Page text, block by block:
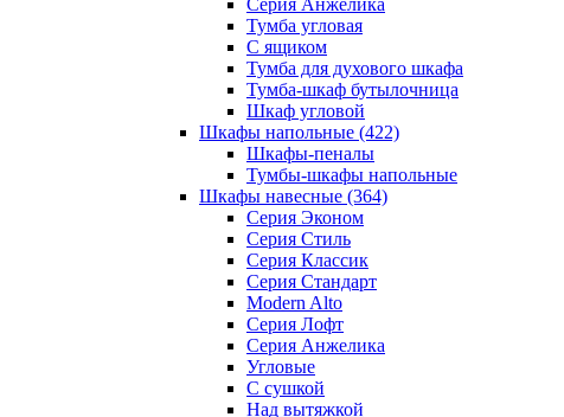
Серия Анжелика
Тумба угловая
С ящиком
Тумба для духового шкафа
Тумба-шкаф бутылочница
Шкаф угловой
Шкафы напольные (422)
Шкафы-пеналы
Тумбы-шкафы напольные
Шкафы навесные (364)
Серия Эконом
Серия Стиль
Серия Классик
Серия Стандарт
Modern Alto
Серия Лофт
Серия Анжелика
Угловые
С сушкой
Над вытяжкой